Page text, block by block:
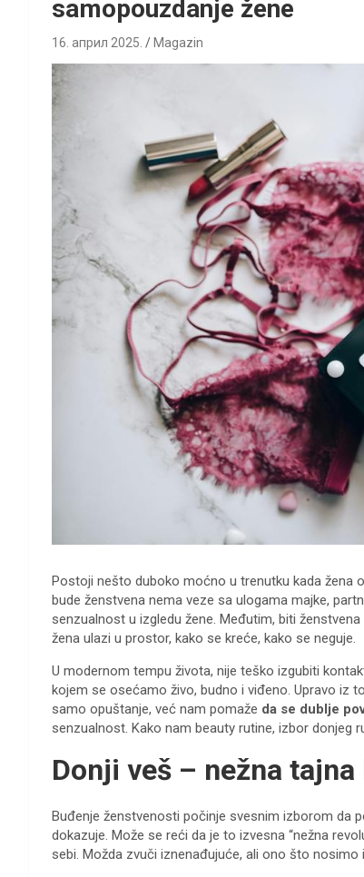
samopouzdanje žene
16. април 2025. Magazin
Postoji nešto duboko moćno u trenutku kada žena
bude ženstvena nema veze sa ulogama majke,
senzualnost u izgledu žene. Međutim, biti
žena ulazi u prostor, kako se kreće, kako se neguje.
U modernom tempu života, nije teško izgubiti
kojem se osećamo živo, budno i viđeno. Upravo iz
samo opuštanje, već nam pomaže da se dublje
senzualnost. Kako nam beauty rutine, izbor donjeg
Donji veš – nežna
Buđenje ženstvenosti počinje svesnim izborom da
dokazuje. Može se reći da je to izvesna “nežna
sebi. Možda zvuči iznenađujuće, ali ono što